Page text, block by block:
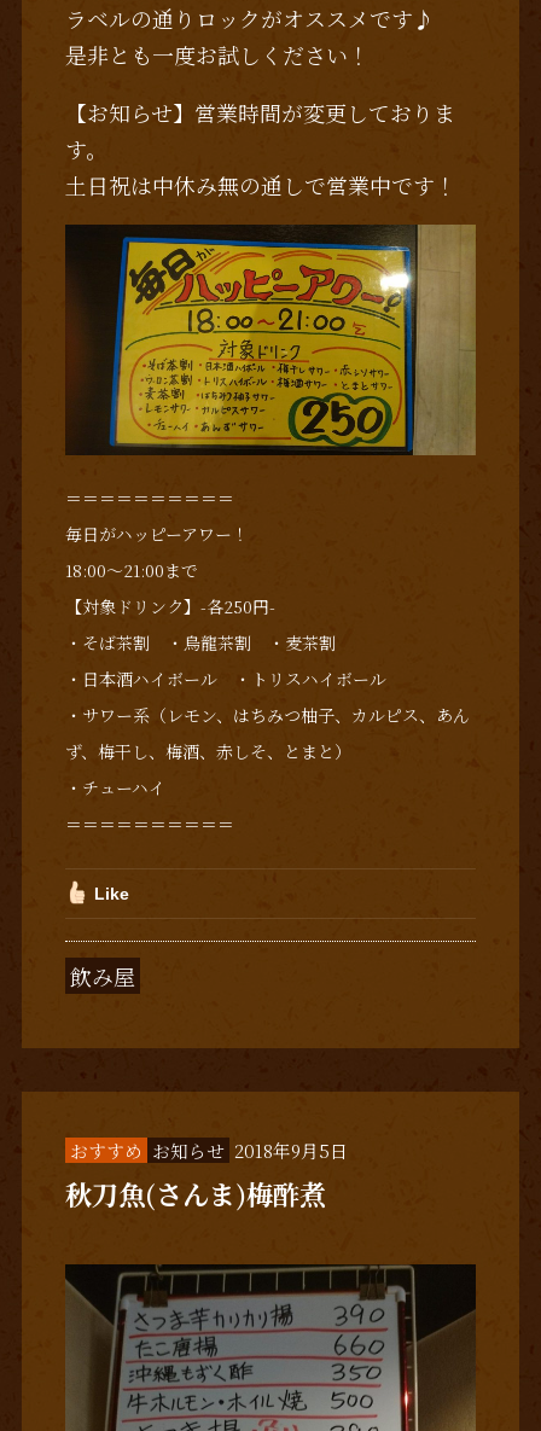
ラベルの通りロックがオススメです♪
是非とも一度お試しください！
【お知らせ】営業時間が変更しておりま
す。
土日祝は中休み無の通しで営業中です！
＝＝＝＝＝＝＝＝＝＝
毎日がハッピーアワー！
18:00～21:00まで
【対象ドリンク】-各250円-
・そば茶割 ・烏龍茶割 ・麦茶割
・日本酒ハイボール ・トリスハイボール
・サワー系（レモン、はちみつ柚子、カルピス、あん
ず、梅干し、梅酒、赤しそ、とまと）
・チューハイ
＝＝＝＝＝＝＝＝＝＝
Like
飲み屋
おすすめ お知らせ 2018年9月5日
秋刀魚(さんま)梅酢煮